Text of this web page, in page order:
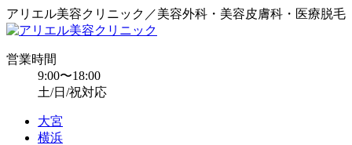
アリエル美容クリニック／美容外科・美容皮膚科・医療脱毛
営業時間
9:00〜18:00
土/日/祝対応
大宮
横浜